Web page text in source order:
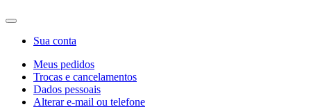
Sua conta
Meus pedidos
Trocas e cancelamentos
Dados pessoais
Alterar e-mail ou telefone